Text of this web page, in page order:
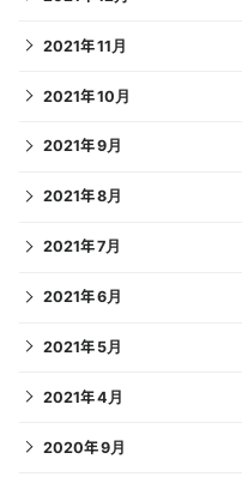
2021年11月
2021年10月
2021年9月
2021年8月
2021年7月
2021年6月
2021年5月
2021年4月
2020年9月